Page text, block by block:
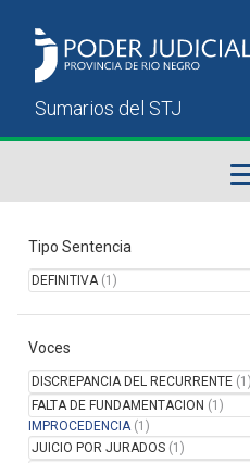
Sumarios del STJ
Manual del Usuario
Tipo Sentencia
DEFINITIVA(1)
Voces
DISCREPANCIA DEL RECURRENTE (1)
FALTA DE FUNDAMENTACION (1)
IMPROCEDENCIA(1)
JUICIO POR JURADOS (1)